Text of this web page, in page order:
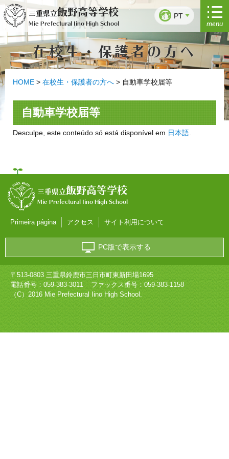
Saltar
para
conteúdo
三重県立飯野高等学校
Mie Prefectural Iino High School
PT
menu
在校生・保護者の方へ
HOME > 在校生・保護者の方へ > 自動車学校届等
自動車学校届等
Desculpe, este conteúdo só está disponível em 日本語
三重県立飯野高等学校
Mie Prefectural Iino High School
Primeira página アクセス サイト利用について
PC版で表示する
〒513-0803 三重県鈴鹿市三日市町東新田場1695
電話番号： 059-383-3011
ファックス番号：059-383-1158
（C）2016 Mie Prefectural Iino High School.